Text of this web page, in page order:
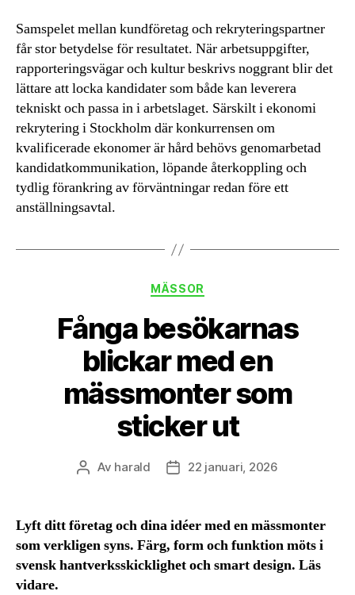
Samspelet mellan kundföretag och rekryteringspartner
får stor betydelse för resultatet. När arbetsuppgifter,
rapporteringsvägar och kultur beskrivs noggrant blir det
lättare att locka kandidater som både kan leverera
tekniskt och passa in i arbetslaget. Särskilt i ekonomi
rekrytering i Stockholm där konkurrensen om
kvalificerade ekonomer är hård behövs genomarbetad
kandidatkommunikation, löpande återkoppling och
tydlig förankring av förväntningar redan före ett
anställningsavtal.
Kategorier
MÄSSOR
Fånga besökarnas
blickar med en
mässmonter som
sticker ut
Inläggsförfattare
Av harald Inläggsdatum
22 januari, 2026
Lyft ditt företag och dina idéer med en mässmonter
som verkligen syns. Färg, form och funktion möts i
svensk hantverksskicklighet och smart design. Läs
vidare.